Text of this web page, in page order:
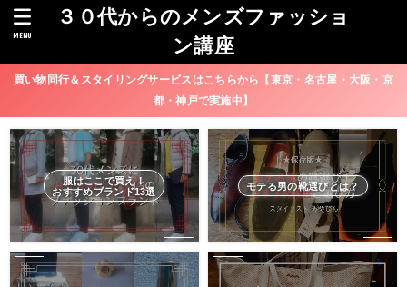
３０代からのメンズファッショ
ン講座
MENU
買い物同行＆スタイリングサービスはこちらから【東京・名古屋・大阪・京
都・神戸で実施中】
服はここで買え！
おすすめブランド13選
モテる男の靴選びとは？